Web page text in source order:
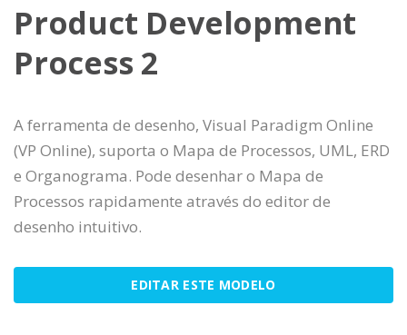
Product Development
Process 2
A ferramenta de desenho, Visual Paradigm Online
(VP Online), suporta o Mapa de Processos, UML, ERD
e Organograma. Pode desenhar o Mapa de
Processos rapidamente através do editor de
desenho intuitivo.
EDITAR ESTE MODELO